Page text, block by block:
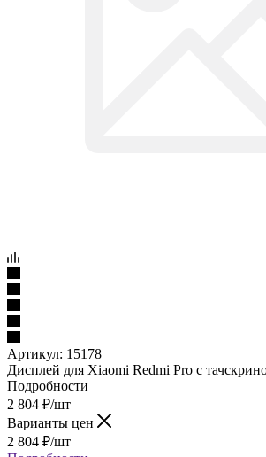
Артикул:
Дисплей для Xiaomi Redmi Pro с
Подробности
Варианты цен
2 804₽/шт
Подробности
Уточнить у менеджера
Нашли дешевле?
Под заказ